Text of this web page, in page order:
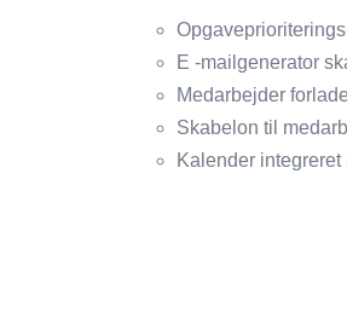
E -mailgenerator
Medarbejder
Skabelon til
Kalender